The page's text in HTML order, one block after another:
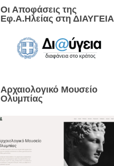
Οι Αποφάσεις της
Εφ.Α.Ηλείας στη ΔΙΑΥΓΕΙΑ
Αρχαιολογικό Μουσείο
Ολυμπίας